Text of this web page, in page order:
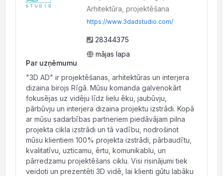
Arhitektūra, projektēšana
https://www.3dadstudio.com/
28344375
mājas lapa
Par uzņēmumu
"3D AD" ir projektēšanas, arhitektūras un interjera
dizaina birojs Rīgā. Mūsu komanda galvenokārt
fokusējas uz vidēju līdz lielu ēku, jaubūvju,
pārbūvju un interjera dizaina projektu izstrādi. Kopā
ar mūsu sadarbības partneriem piedāvājam pilna
projekta cikla izstrādi un tā vadību, nodrošinot
mūsu klientiem 100% projekta izstrādi, pārbaudītu,
kvalitatīvu, uzticamu, ērtu, komunikablu, un
pārredzamu projektēšans ciklu. Visi risinājumi tiek
veidoti un prezentēti 3D vidē, lai klienti gūtu labāku